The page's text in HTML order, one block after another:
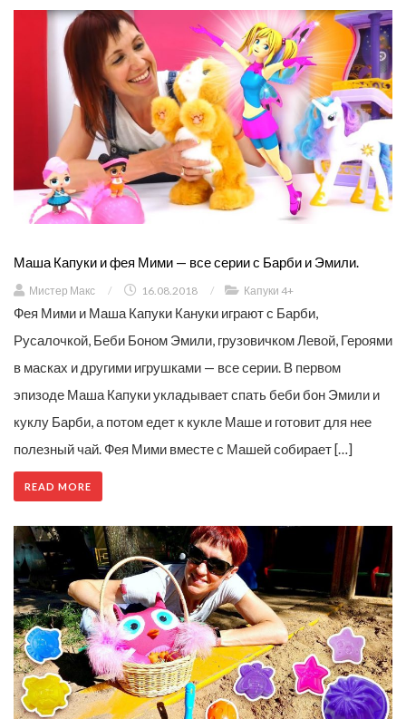
Маша Капуки и фея Мими — все серии с Барби и Эмили.
Мистер Макс / 16.08.2018 / Капуки 4+
Фея Мими и Маша Капуки Кануки играют с Барби,
Русалочкой, Беби Боном Эмили, грузовичком Левой, Героями
в масках и другими игрушками — все серии. В первом
эпизоде Маша Капуки укладывает спать беби бон Эмили и
куклу Барби, а потом едет к кукле Маше и готовит для нее
полезный чай. Фея Мими вместе с Машей собирает […]
READ MORE